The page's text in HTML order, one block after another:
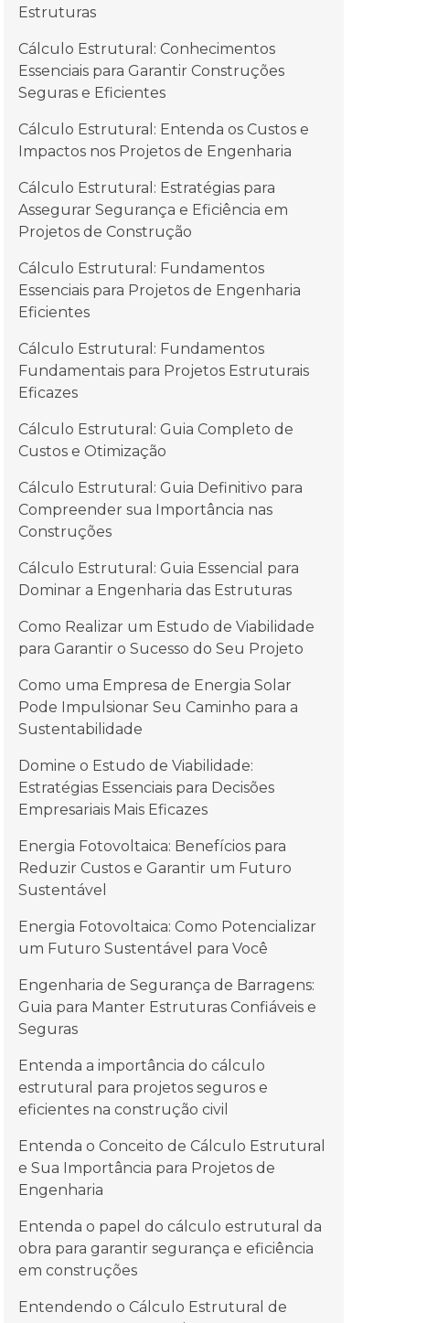
Estruturas
Cálculo Estrutural: Conhecimentos
Essenciais para Garantir Construções
Seguras e Eficientes
Cálculo Estrutural: Entenda os Custos e
Impactos nos Projetos de Engenharia
Cálculo Estrutural: Estratégias para
Assegurar Segurança e Eficiência em
Projetos de Construção
Cálculo Estrutural: Fundamentos
Essenciais para Projetos de Engenharia
Eficientes
Cálculo Estrutural: Fundamentos
Fundamentais para Projetos Estruturais
Eficazes
Cálculo Estrutural: Guia Completo de
Custos e Otimização
Cálculo Estrutural: Guia Definitivo para
Compreender sua Importância nas
Construções
Cálculo Estrutural: Guia Essencial para
Dominar a Engenharia das Estruturas
Como Realizar um Estudo de Viabilidade
para Garantir o Sucesso do Seu Projeto
Como uma Empresa de Energia Solar
Pode Impulsionar Seu Caminho para a
Sustentabilidade
Domine o Estudo de Viabilidade:
Estratégias Essenciais para Decisões
Empresariais Mais Eficazes
Energia Fotovoltaica: Benefícios para
Reduzir Custos e Garantir um Futuro
Sustentável
Energia Fotovoltaica: Como Potencializar
um Futuro Sustentável para Você
Engenharia de Segurança de Barragens:
Guia para Manter Estruturas Confiáveis e
Seguras
Entenda a importância do cálculo
estrutural para projetos seguros e
eficientes na construção civil
Entenda o Conceito de Cálculo Estrutural
e Sua Importância para Projetos de
Engenharia
Entenda o papel do cálculo estrutural da
obra para garantir segurança e eficiência
em construções
Entendendo o Cálculo Estrutural de